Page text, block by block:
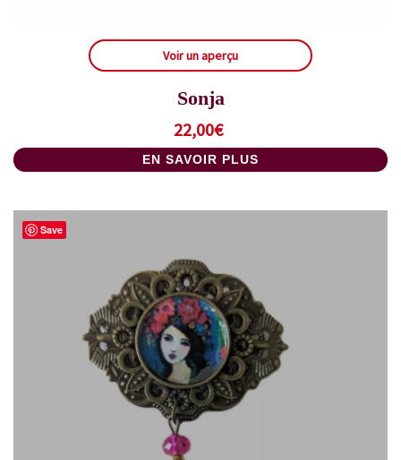
Voir un aperçu
Sonja
22,00€
EN SAVOIR PLUS
Save